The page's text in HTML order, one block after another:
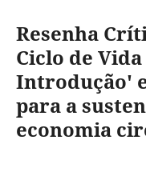
Resenha
Ciclo de
Introdução'
para a
economia